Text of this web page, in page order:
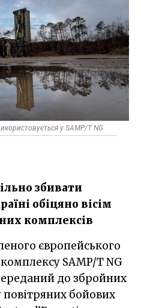
у SAMP/T NG
збивати
обіцяно вісім
комплексів
SAMP/T NG
до збройних
бойових